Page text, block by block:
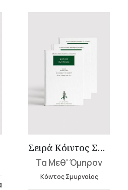
Σειρά Κόιντος Σμυρναίος (3 τόμοι)
Τα Μεθ' Όμηρον
Κόιντος Σμυρναίος